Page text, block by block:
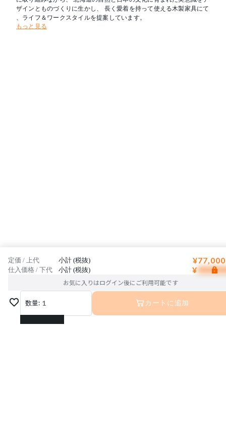
ザインとものづくりに生かし、 長く愛着を持って使える木製家具にて
、ライフ＆ワークスタイルを提案しています。
もっと見る
定価 / 上代 小計 (税抜)
仕入価格 / 下代 小計 (税抜) ¥
お気に入りはログイン後にご利用可能です
数量: 1
1
カートに追加